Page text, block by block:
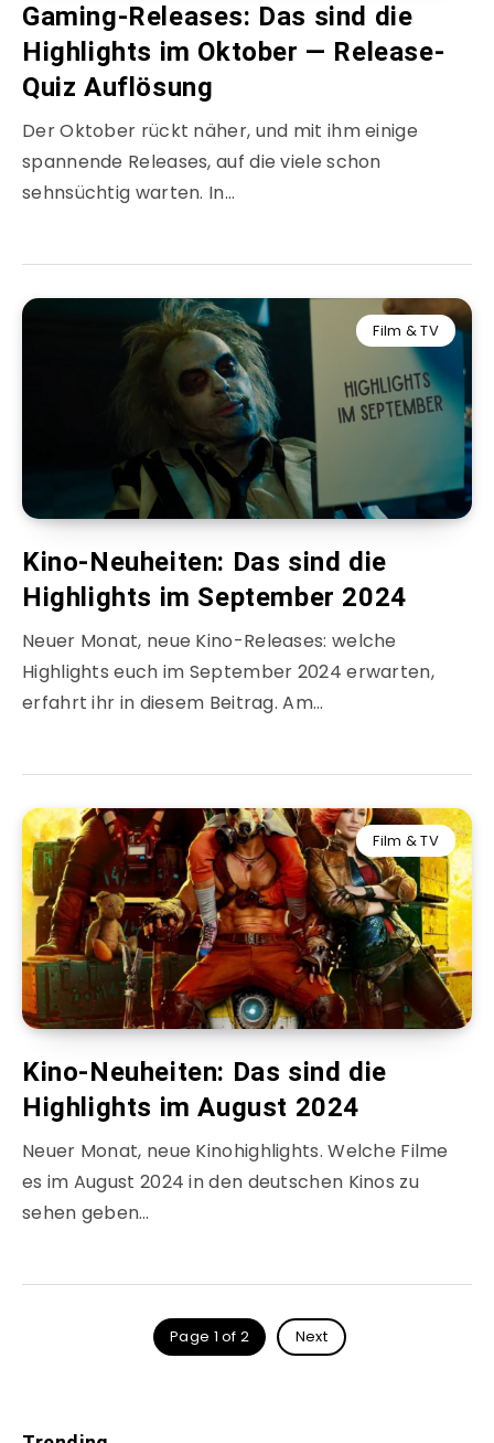
Gaming-Releases: Das sind die
Highlights im Oktober — Release-
Quiz Auflösung
Der Oktober rückt näher, und mit ihm einige
spannende Releases, auf die viele schon
sehnsüchtig warten. In…
Film & TV
Kino-Neuheiten: Das sind die
Highlights im September 2024
Neuer Monat, neue Kino-Releases: welche
Highlights euch im September 2024 erwarten,
erfahrt ihr in diesem Beitrag. Am…
Film & TV
Kino-Neuheiten: Das sind die
Highlights im August 2024
Neuer Monat, neue Kinohighlights. Welche Filme
es im August 2024 in den deutschen Kinos zu
sehen geben…
Page 1 of 2 Next